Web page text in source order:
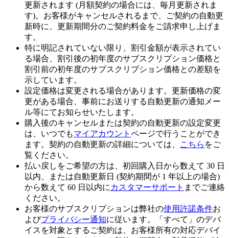
更新されます (月額契約の場合には、毎月更新されま
す)。お客様がキャンセルされるまで、ご契約の自動更
新時に、更新期間分のご契約料金をご請求申し上げま
す。
特に明記されていない限り、割引金額が表示されてい
る場合、割引後の初年度のサブスクリプション価格と
割引前の初年度のサプスクリプション価格との差額を
示しています。
設定価格は変更される場合があります。更新価格の変
更がある場合、事前にお送りする自動更新の通知メー
ル等にてお知らせいたします。
購入後のキャンセルまたは契約の自動更新の設定変更
は、いつでもマイアカウント ページで行うことができ
ます。契約の自動更新の詳細については、
こちら をご
覧ください。
払い戻しをご希望の方は、初回購入日から数えて 30 日
以内、または自動更新日 (契約期間が 1 年以上の場合)
から数えて 60 日以内に カスタマーサポート までご連絡
ください。
お客様のサブスクリプションは弊社の使用許諾条件お
よびプライバシー通知に従います。「すべて」のデバ
イスを対象とするご契約は、お客様所有の対応デバイ